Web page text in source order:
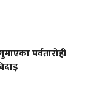
पर्वतारोही